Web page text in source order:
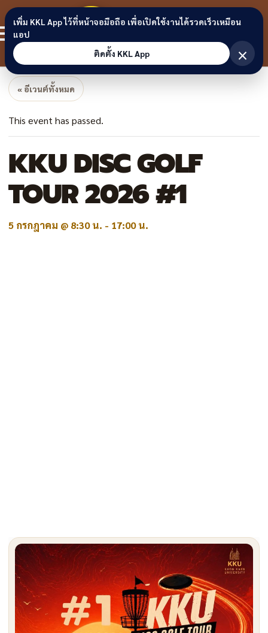
Skip to content
ขอนแก่น
ลิงก์
« อีเวนต์ทั้งหมด
This event has passed.
KKU DISC GOLF
TOUR 2026 #1
5 กรกฎาคม @ 8:30 น. - 17:00 น.
เพิ่ม KKL App ไว้ที่หน้าจอมือถือ เพื่อเปิดใช้งานได้รวดเร็วเหมือน
แอป
ติดตั้ง KKL App
×